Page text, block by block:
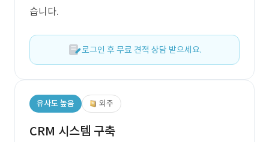
습니다.
로그인 후 무료 견적 상담 받으세요.
유사도 높음 외주
CRM 시스템 구축